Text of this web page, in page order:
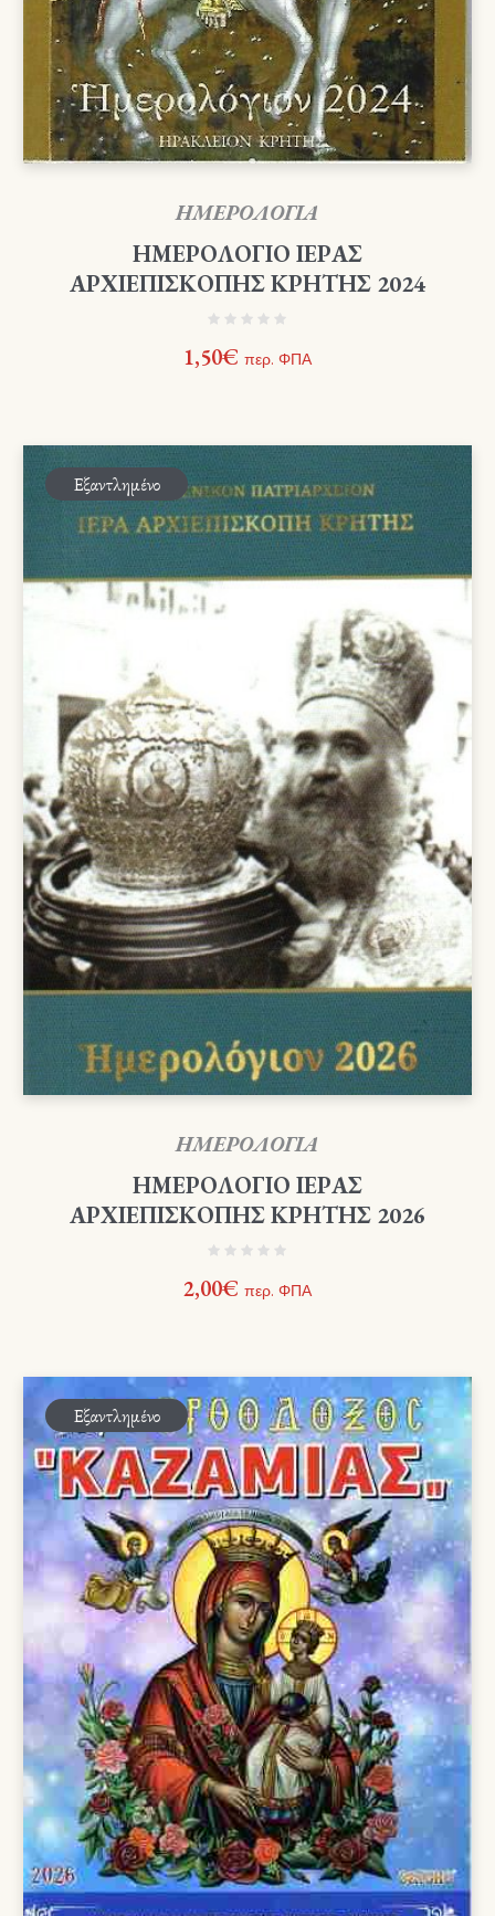
ΗΜΕΡΟΛΟΓΙΑ
ΗΜΕΡΟΛΟΓΙΟ ΙΕΡΑΣ
ΑΡΧΙΕΠΙΣΚΟΠΗΣ ΚΡΗΤΗΣ 2024
1,50€ περ. ΦΠΑ
Εξαντλημένο
ΗΜΕΡΟΛΟΓΙΑ
ΗΜΕΡΟΛΟΓΙΟ ΙΕΡΑΣ
ΑΡΧΙΕΠΙΣΚΟΠΗΣ ΚΡΗΤΗΣ 2026
2,00€ περ. ΦΠΑ
Εξαντλημένο